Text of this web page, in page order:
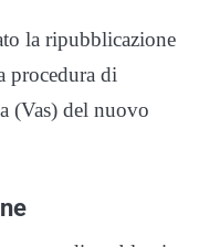
la ripubblicazione
procedura di
(Vas) del nuovo